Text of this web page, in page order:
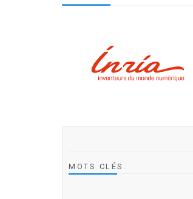
MOTS CLÉS